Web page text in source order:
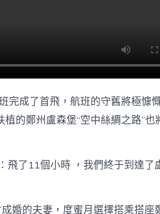
完成了首飛，航班的守舊將極慷
植的鄭州盧森堡“空中絲綢之路”也
飛了11個小時 ，我們終于到達了
婚的夫妻，度蜜月選擇搭乘搭座